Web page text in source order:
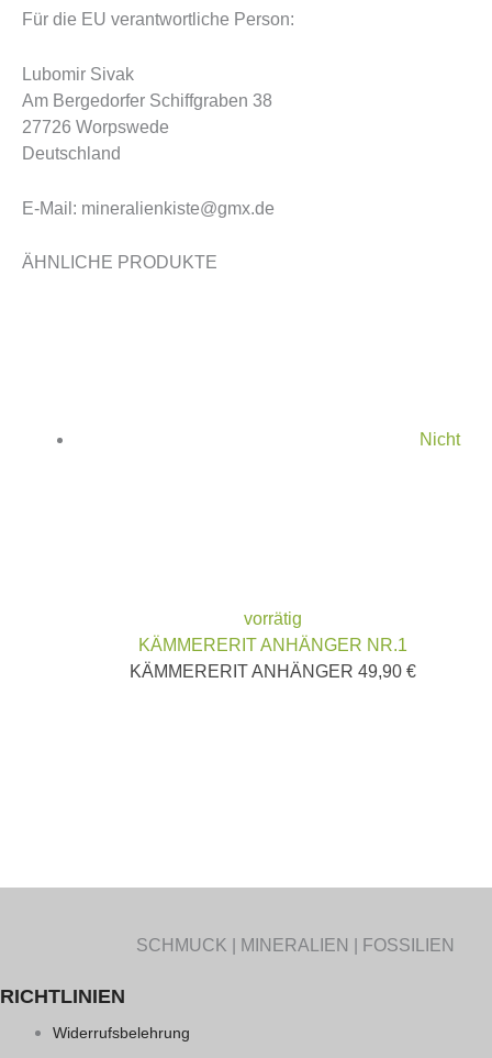
Für die EU verantwortliche Person:
Lubomir Sivak
Am Bergedorfer Schiffgraben 38
27726 Worpswede
Deutschland
E-Mail: mineralienkiste@gmx.de
ÄHNLICHE PRODUKTE
Nicht
vorrätig
KÄMMERERIT ANHÄNGER NR.1
KÄMMERERIT ANHÄNGER 49,90 €
SCHMUCK | MINERALIEN | FOSSILIEN
RICHTLINIEN
Widerrufsbelehrung